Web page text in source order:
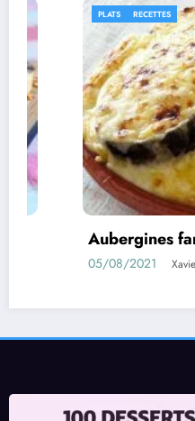
RECETTES
farcies au poulet
Xavier Legrand